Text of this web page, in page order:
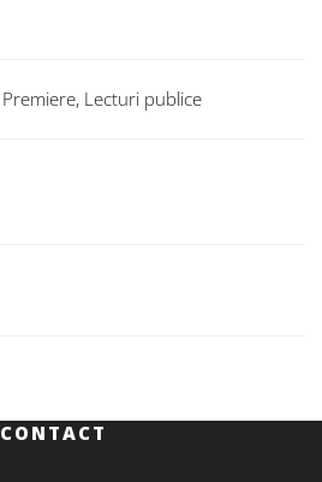
Premiere, Lecturi publice
CONTACT